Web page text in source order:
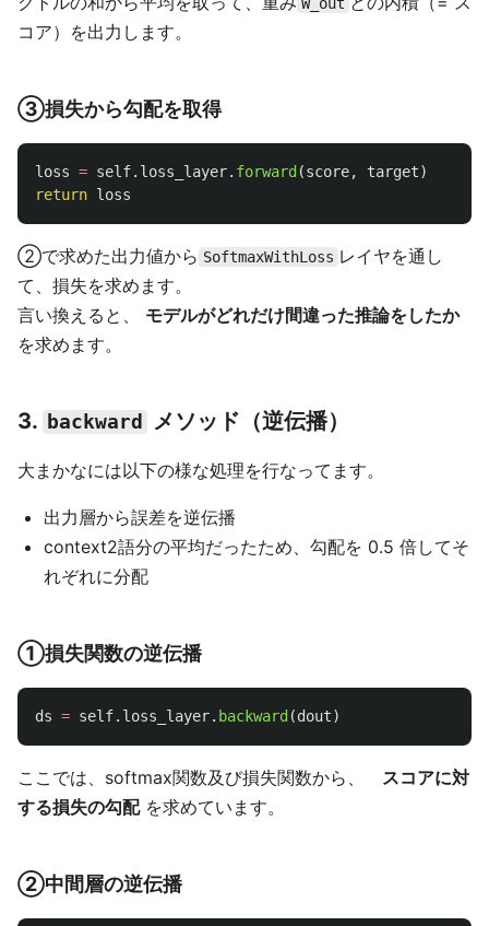
コア）を出力します。
③損失から勾配を取得
loss = self. loss_layer. forward (score, target)
return loss
②で求めた出力値から SoftmaxWithLoss レイヤを通し
て、損失を求めます。
言い換えると、 モデルがどれだけ間違った推論をしたか
を求めます。
3. backward メソッド（逆伝播）
大まかなには以下の様な処理を行なってます。
出力層から誤差を逆伝播
context2語分の平均だったため、勾配を 0.5 倍してそ
れぞれに分配
①損失関数の逆伝播
ds = self. loss_layer. backward (dout)
ここでは、softmax関数及び損失関数から、 スコアに対
する損失の勾配を求めています。
②中間層の逆伝播